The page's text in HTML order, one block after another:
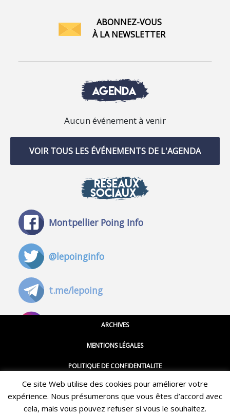
ABONNEZ-VOUS
À LA NEWSLETTER
AGENDA
Aucun événement à venir
VOIR TOUS LES ÉVÉNEMENTS DE L'AGENDA
RÉSEAUX
SOCIAUX
Montpellier Poing Info
@lepoinginfo
t.me/lepoing
@montpellierpoinginfo
@LePoingMontpellier
ARCHIVES
MENTIONS LÉGALES
POLITIQUE DE CONFIDENTIALITE
CGU
CONTACT
Restez informé·e des dernières actualités du Poing !
Ce site Web utilise des cookies pour améliorer votre
expérience. Nous présumerons que vous êtes d’accord avec
cela, mais vous pouvez refuser si vous le souhaitez.